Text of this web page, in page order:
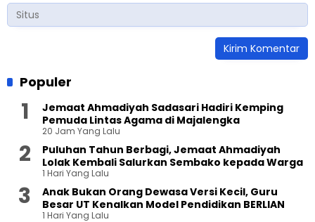
Populer
Jemaat Ahmadiyah Sadasari Hadiri Kemping
Pemuda Lintas Agama di Majalengka
20 Jam Yang Lalu
Puluhan Tahun Berbagi, Jemaat Ahmadiyah
Lolak Kembali Salurkan Sembako kepada Warga
1 Hari Yang Lalu
Anak Bukan Orang Dewasa Versi Kecil, Guru
Besar UT Kenalkan Model Pendidikan BERLIAN
1 Hari Yang Lalu